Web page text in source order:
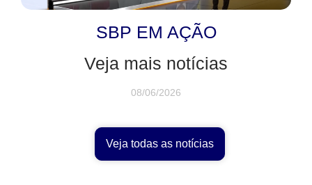
SBP EM AÇÃO
Veja mais notícias
08/06/2026
Veja todas as notícias